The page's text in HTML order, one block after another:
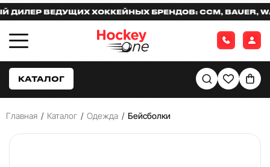
ВЕДУЩИХ ХОККЕЙНЫХ БРЕНДОВ: CCM, BAUER,
КАТАЛОГ
Главная / Каталог / Одежда / Бейсболки